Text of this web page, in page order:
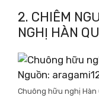
2. CHIÊM
NGHỊ HÀN
Nguồn:
Chuông hữu nghị Hàn